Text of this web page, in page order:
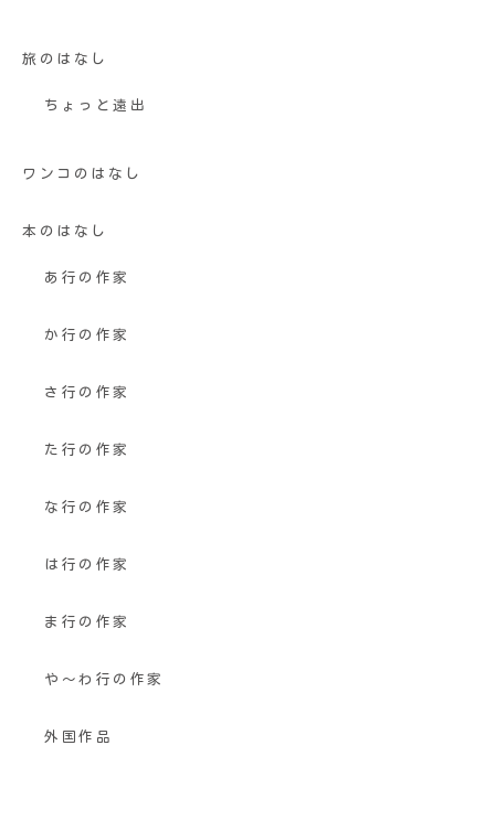
旅のはなし
ちょっと遠出
ワンコのはなし
本のはなし
あ行の作家
か行の作家
さ行の作家
た行の作家
な行の作家
は行の作家
ま行の作家
や〜わ行の作家
外国作品